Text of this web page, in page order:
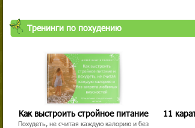
Тренинги по похудению
Как выстроить стройное питание
Похудеть, не считая каждую калорию и без
11